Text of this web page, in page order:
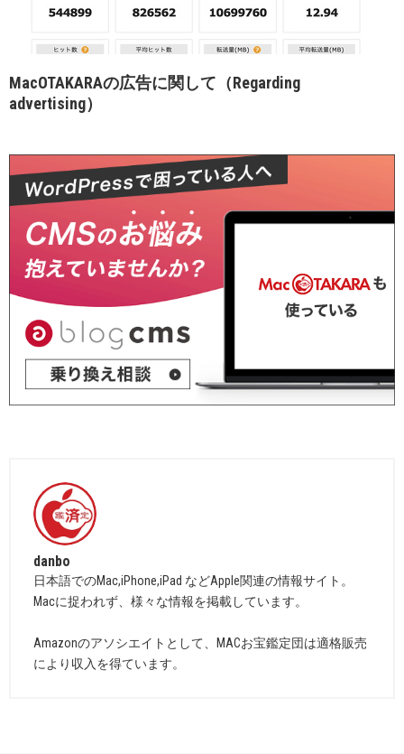
MacOTAKARAの広告に関して（Regarding
advertising）
danbo
日本語でのMac,iPhone,iPad などApple関連の情報サイト。
Macに捉われず、様々な情報を掲載しています。
Amazonのアソシエイトとして、MACお宝鑑定団は適格販売
により収入を得ています。